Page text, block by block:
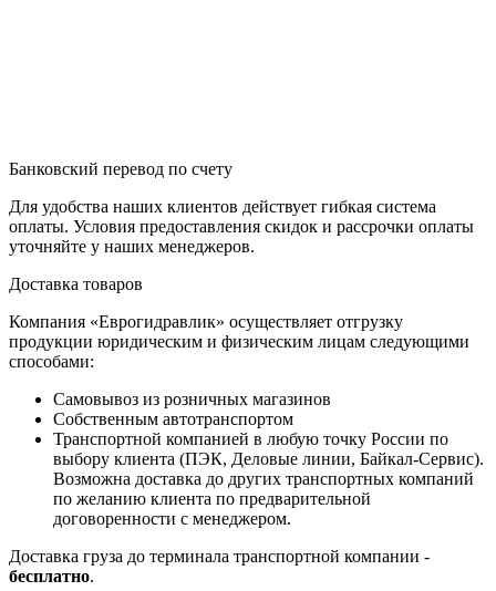
Банковский перевод по счету
Для удобства наших клиентов действует гибкая система
оплаты. Условия предоставления скидок и рассрочки оплаты
уточняйте у наших менеджеров.
Доставка товаров
Компания «Еврогидравлик» осуществляет отгрузку
продукции юридическим и физическим лицам следующими
способами:
Самовывоз из розничных магазинов
Собственным автотранспортом
Транспортной компанией в любую точку России по
выбору клиента (ПЭК, Деловые линии, Байкал-Сервис).
Возможна доставка до других транспортных компаний
по желанию клиента по предварительной
договоренности с менеджером.
Доставка груза до терминала транспортной компании -
бесплатно.